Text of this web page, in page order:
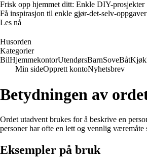
Frisk opp hjemmet ditt: Enkle DIY-prosjekter
Få inspirasjon til enkle gjør-det-selv-
Les nå
Husorden
Kategorier
BilHjemmekontorUtendørsBarnSoveBåt
Min sideOpprett kontoNyhetsbrev
Betydningen av
Ordet utadvent brukes for å beskrive en
personer har ofte en lett og vennlig
Eksempler på bruk